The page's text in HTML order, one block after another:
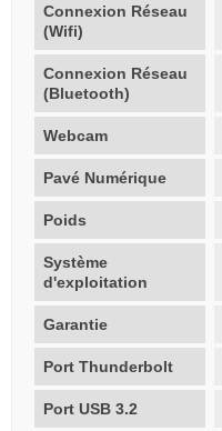
Connexion Réseau
(Wifi)
Connexion Réseau
(Bluetooth)
Webcam
Pavé Numérique
Poids
Système
d'exploitation
Garantie
Port Thunderbolt
Port USB 3.2